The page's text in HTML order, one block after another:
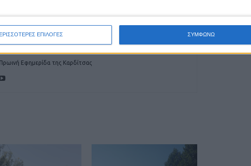
ΕΠΙΛΟΓΕΣ ΣΥΜΦΩΝΩ
Εφημερίδα της Καρδίτσας